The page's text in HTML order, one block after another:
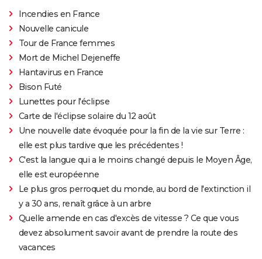
Incendies en France
Nouvelle canicule
Tour de France femmes
Mort de Michel Dejeneffe
Hantavirus en France
Bison Futé
Lunettes pour l'éclipse
Carte de l'éclipse solaire du 12 août
Une nouvelle date évoquée pour la fin de la vie sur Terre :
elle est plus tardive que les précédentes !
C'est la langue qui a le moins changé depuis le Moyen Âge,
elle est européenne
Le plus gros perroquet du monde, au bord de l'extinction il
y a 30 ans, renaît grâce à un arbre
Quelle amende en cas d'excès de vitesse ? Ce que vous
devez absolument savoir avant de prendre la route des
vacances